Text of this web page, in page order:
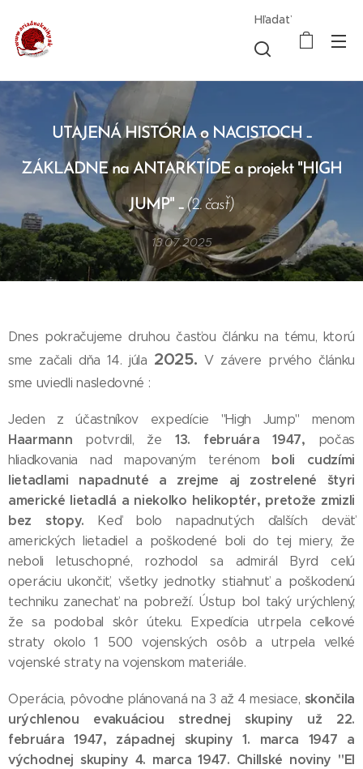
Hľadať
UTAJENÁ HISTÓRIA o NACISTOCH ...
ZÁKLADNE na ANTARKTÍDE a projekt "HIGH
JUMP" ...(2. časť)
13.07.2025
Dnes pokračujeme druhou časťou článku na tému, ktorú
sme začali dňa 14. júla 2025. V závere prvého článku
sme uviedli nasledovné :
Jeden z účastníkov expedície "High Jump" menom
Haarmann potvrdil, že 13. februára 1947, počas
hliadkovania nad mapovaným terénom boli cudzími
lietadlami napadnuté a zrejme aj zostrelené štyri
americké lietadlá a niekoľko helikoptér, pretože zmizli
bez stopy. Keď bolo napadnutých ďalších deväť
amerických lietadiel a poškodené boli do tej miery, že
neboli letuschopné, rozhodol sa admirál Byrd celú
operáciu ukončiť, všetky jednotky stiahnuť a poškodenú
techniku zanechať na pobreží. Ústup bol taký urýchlený,
že sa podobal skôr úteku. Expedícia utrpela celkové
straty okolo 1 500 vojenských osôb a utrpela veľké
vojenské straty na vojenskom materiále.
Operácia, pôvodne plánovaná na 3 až 4 mesiace, skončila
urýchlenou evakuáciou strednej skupiny už 22.
februára 1947, západnej skupiny 1. marca 1947 a
východnej skupiny 4. marca 1947. Chillské noviny "El